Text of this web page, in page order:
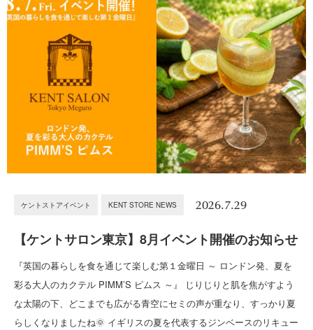
ケントストアイベント KENT STORE NEWS 2026.7.29
【ケントサロン東京】8月イベント開催のお知らせ
『英国の暮らしを食を通じて楽しむ第１金曜日 ～ ロンドン発、夏を
彩る大人のカクテル PIMM’S ピムス ～』 じりじりと肌を焦がすよう
な太陽の下、どこまでも広がる青空にセミの声が重なり、すっかり夏
らしくなりましたね🌞 イギリスの夏を代表するジンベースのリキュー